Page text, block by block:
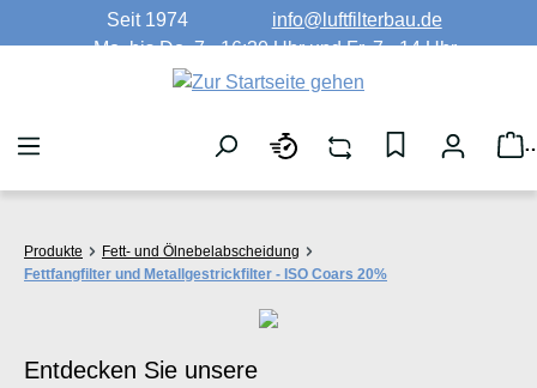
Zum Hauptinhalt springen
Seit 1974
info@luftfilterbau.de
Mo. bis Do. 7 - 16:30 Uhr und Fr. 7 - 14 Uhr
Produkte
Fett- und Ölnebelabscheidung
Fettfangfilter und Metallgestrickfilter - ISO Coars 20%
Entdecken Sie unsere